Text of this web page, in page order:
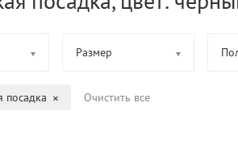
Размер
посадка Очистить все